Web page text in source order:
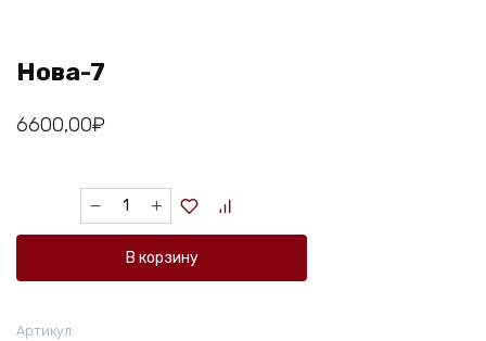
Нова-7
6600,00₽
Количество
товара
В корзину
Артикул: